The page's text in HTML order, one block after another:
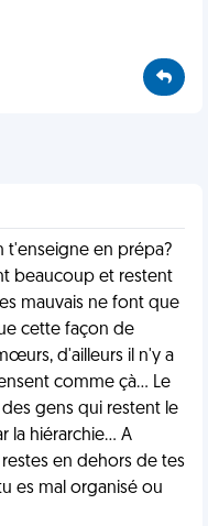
t'enseigne en prépa?
beaucoup et restent
mauvais ne font que
cette façon de
d'ailleurs il n'y a
comme çà... Le
gens qui restent le
la hiérarchie... A
restes en dehors de tes
es mal organisé ou